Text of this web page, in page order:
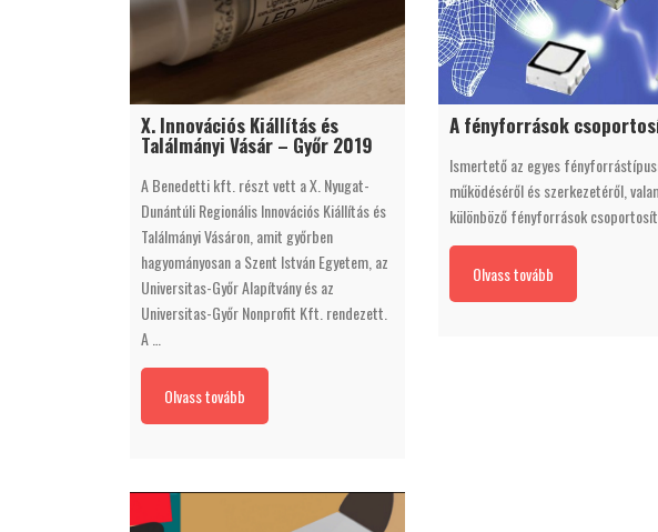
X. Innovációs Kiállítás és
Találmányi Vásár – Győr 2019
A Benedetti kft. részt vett a X. Nyugat-
Dunántúli Regionális Innovációs Kiállítás és
Találmányi Vásáron, amit győrben
hagyományosan a Szent István Egyetem, az
Universitas-Győr Alapítvány és az
Universitas-Győr Nonprofit Kft. rendezett.
A …
Olvass tovább
A fényforrások
Ismertető az egyes
működéséről és szerkezetéről,
különböző fényforrások
Olvass tovább